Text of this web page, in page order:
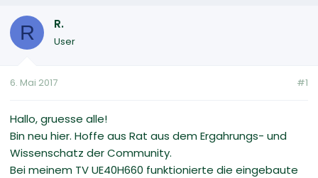
s
e
e
t
t
m
R R.
User
6. Mai 2017 #1
Hallo, gruesse alle!
Bin neu hier. Hoffe aus Rat aus dem Ergahrungs- und
Wissenschatz der Community.
Bei meinem TV UE40H660 funktionierte die eingebaute